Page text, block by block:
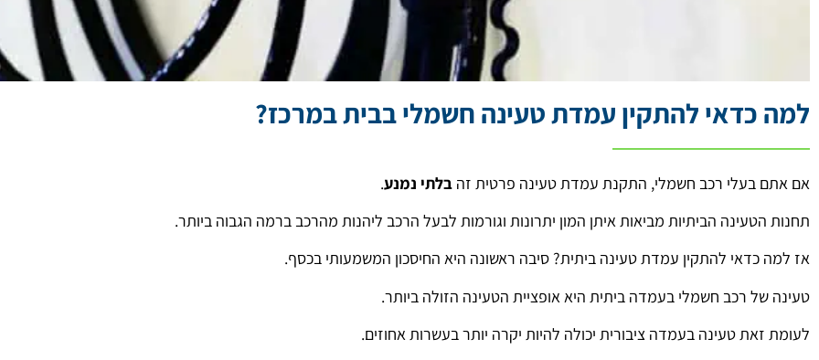
למה כדאי להתקין עמדת טעינה חשמלי בבית במרכז?
אם אתם בעלי רכב חשמלי, התקנת עמדת טעינה פרטית זה בלתי נמנע.
תחנות הטעינה הביתיות מביאות איתן המון יתרונות וגורמות לבעל הרכב ליהנות מהרכב ברמה הגבוה ביותר.
אז למה כדאי להתקין עמדת טעינה ביתית? סיבה ראשונה היא החיסכון המשמעותי בכסף.
טעינה של רכב חשמלי בעמדה ביתית היא אופציית הטעינה הזולה ביותר.
לעומת זאת טעינה בעמדה ציבורית יכולה להיות יקרה יותר בעשרות אחוזים.